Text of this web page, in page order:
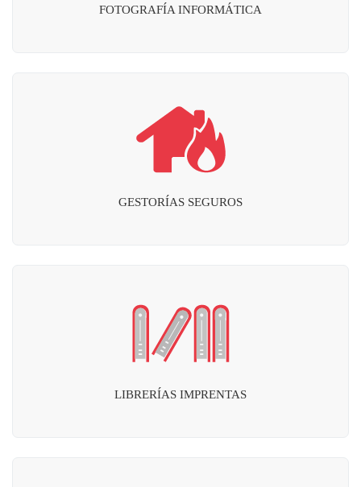
FOTOGRAFÍA INFORMÁTICA
GESTORÍAS SEGUROS
LIBRERÍAS IMPRENTAS